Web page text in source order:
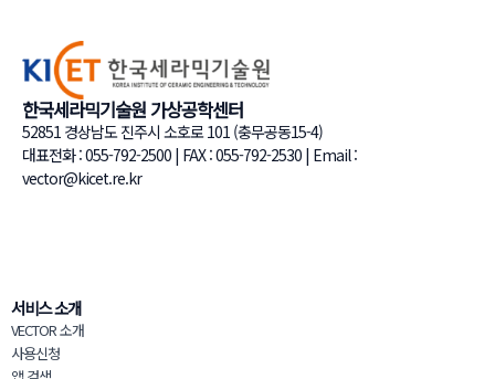
한국세라믹기술원 가상공학센터
52851 경상남도 진주시 소호로 101 (충무공동15-4)
대표전화 : 055-792-2500 | FAX : 055-792-2530 | Email :
vector@kicet.re.kr
서비스 소개
VECTOR 소개
사용신청